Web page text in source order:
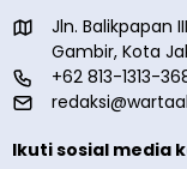
Jln. Balikpapan
Gambir, Kota
+62 813-1313-
Ikuti sosial media